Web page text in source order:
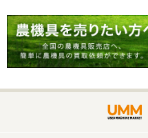
山梨県／
迅速丁寧にご対応く